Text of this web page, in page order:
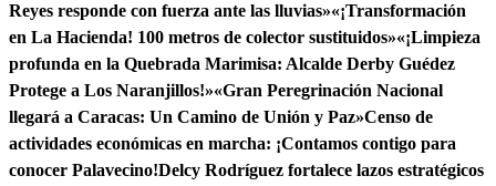
Reyes responde con fuerza ante las lluvias»«¡Transformación
en La Hacienda! 100 metros de colector sustituidos»«¡Limpieza
profunda en la Quebrada Marimisa: Alcalde Derby Guédez
Protege a Los Naranjillos!»«Gran Peregrinación Nacional
llegará a Caracas: Un Camino de Unión y Paz»Censo de
actividades económicas en marcha: ¡Contamos contigo para
conocer Palavecino!Delcy Rodríguez fortalece lazos estratégicos